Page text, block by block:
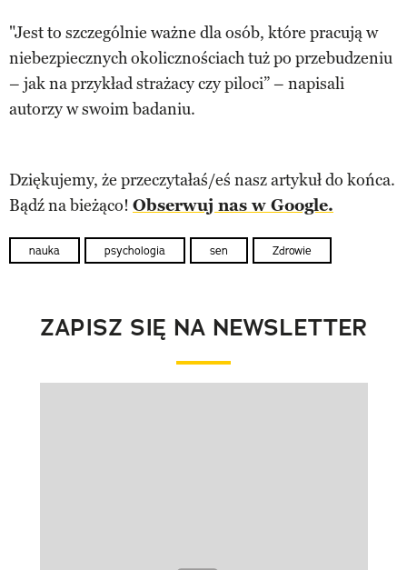
"Jest to szczególnie ważne dla osób, które pracują w
niebezpiecznych okolicznościach tuż po przebudzeniu
– jak na przykład strażacy czy piloci” – napisali
autorzy w swoim badaniu.
Dziękujemy, że przeczytałaś/eś nasz artykuł do końca.
Bądź na bieżąco! Obserwuj nas w Google.
nauka psychologia sen Zdrowie
ZAPISZ SIĘ NA NEWSLETTER